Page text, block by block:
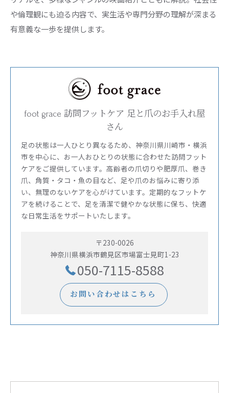
や倫理観にも迫る内容で、実生活や専門分野の理解が深まる
有意義な一歩を提供します。
foot grace 訪問フットケア 足と爪のお手入れ屋
さん
足の状態は一人ひとり異なるため、神奈川県川崎市・横浜
市を中心に、お一人おひとりの状態に合わせた訪問フット
ケアをご提供しています。高齢者の爪切りや肥厚爪、巻き
爪、角質・タコ・魚の目など、足や爪のお悩みに寄り添
い、無理のないケアを心がけています。定期的なフットケ
アを続けることで、足を清潔で健やかな状態に保ち、快適
な日常生活をサポートいたします。
〒230-0026
神奈川県横浜市鶴見区市場富士見町1-23
050-7115-8588
お問い合わせはこちら